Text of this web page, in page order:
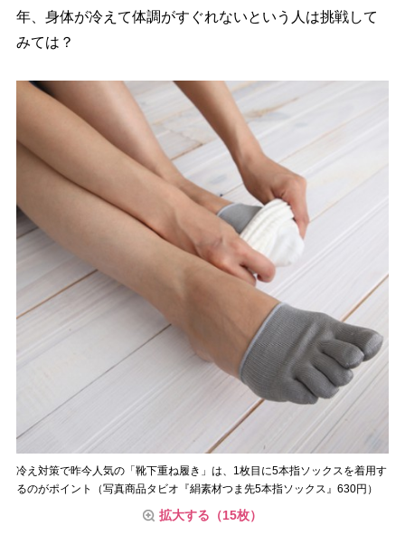
年、身体が冷えて体調がすぐれないという人は挑戦して
みては？
冷え対策で昨今人気の「靴下重ね履き」は、1枚目に5本指ソックスを着用す
るのがポイント（写真商品タビオ『絹素材つま先5本指ソックス』630円）
拡大する（15枚）